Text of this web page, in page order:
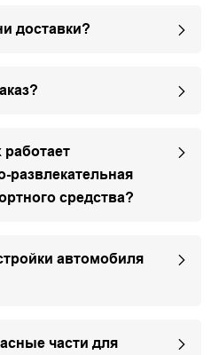
доставки?
работает
средства?
автомобиля
части для